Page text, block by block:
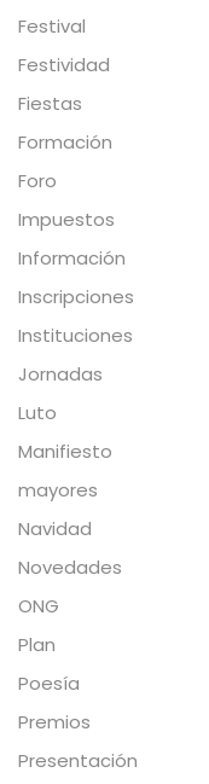
Festival
Festividad
Fiestas
Formación
Foro
Impuestos
Información
Inscripciones
Instituciones
Jornadas
Luto
Manifiesto
mayores
Navidad
Novedades
ONG
Plan
Poesía
Premios
Presentación